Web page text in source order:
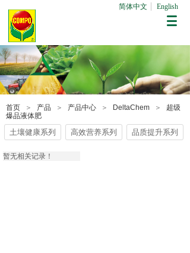
首页 ＞ 产品 ＞ 产品中心 ＞ DeltaChem ＞
超级
爆品液体肥
土壤健康系列 高效营养系列 品质提升系列
暂无相关记录！
简体中文 English